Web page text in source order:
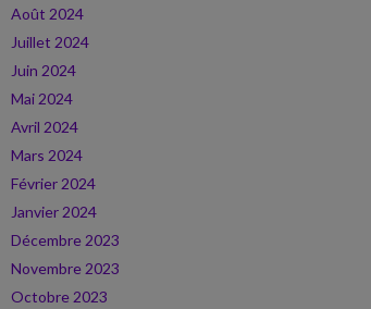
Août 2024
Juillet 2024
Juin 2024
Mai 2024
Avril 2024
Mars 2024
Février 2024
Janvier 2024
Décembre 2023
Novembre 2023
Octobre 2023